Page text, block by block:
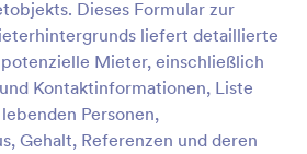
Dieses Formular zur
liefert detaillierte
Mieter, einschließlich
Kontaktinformationen, Liste
Personen,
Gehalt, Referenzen und deren
eigenständiges Formular
Vorschau